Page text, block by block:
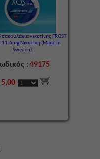
σακουλάκια νικοτίνης FROST
11.6mg Νικοτίνη (Made in
Sweden)
: 49175